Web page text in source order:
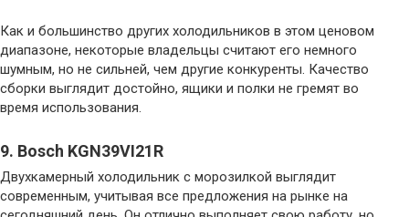
Как и большинство других холодильников в этом ценовом
диапазоне, некоторые владельцы считают его немного
шумным, но не сильней, чем другие конкуренты. Качество
сборки выглядит достойно, ящики и полки не гремят во
время использования.
9. Bosch KGN39VI21R
Двухкамерный холодильник с морозилкой выглядит
современным, учитывая все предложения на рынке на